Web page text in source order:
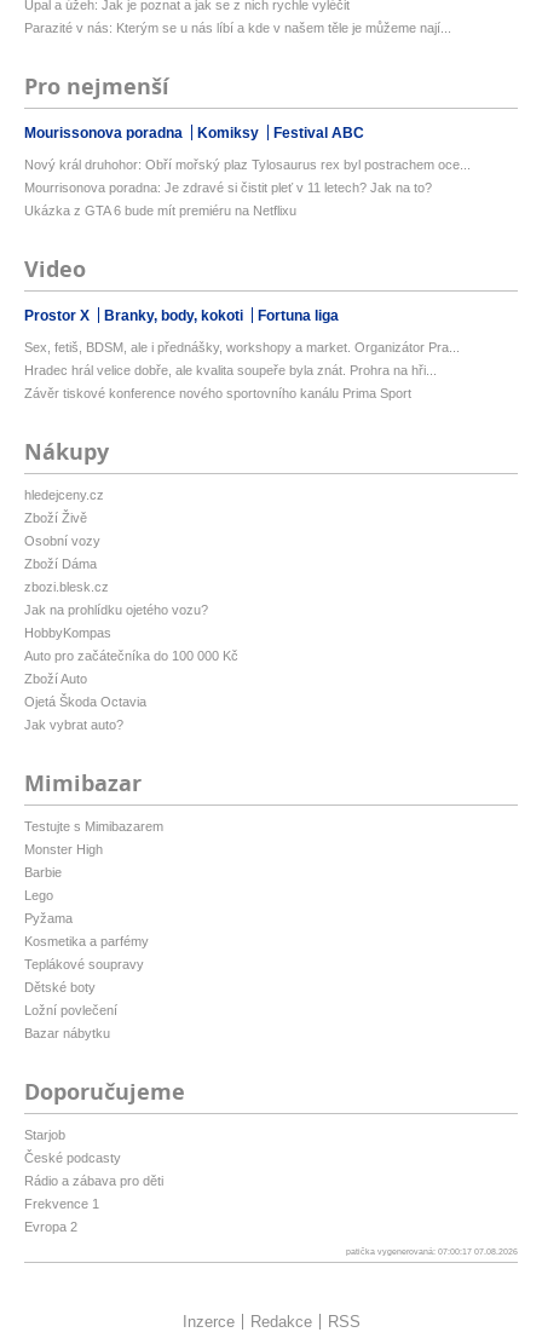
Úpal a úžeh: Jak je poznat a jak se z nich rychle vyléčit
Parazité v nás: Kterým se u nás líbí a kde v našem těle je můžeme nají...
Pro nejmenší
Mourissonova poradna Komiksy Festival ABC
Nový král druhohor: Obří mořský plaz Tylosaurus rex byl postrachem oce...
Mourrisonova poradna: Je zdravé si čistit pleť v 11 letech? Jak na to?
Ukázka z GTA 6 bude mít premiéru na Netflixu
Video
Prostor X Branky, body, kokoti Fortuna liga
Sex, fetiš, BDSM, ale i přednášky, workshopy a market. Organizátor Pra...
Hradec hrál velice dobře, ale kvalita soupeře byla znát. Prohra na hři...
Závěr tiskové konference nového sportovního kanálu Prima Sport
Nákupy
hledejceny.cz
Zboží Živě
Osobní vozy
Zboží Dáma
zbozi.blesk.cz
Jak na prohlídku ojetého vozu?
HobbyKompas
Auto pro začátečníka do 100 000 Kč
Zboží Auto
Ojetá Škoda Octavia
Jak vybrat auto?
Mimibazar
Testujte s Mimibazarem
Monster High
Barbie
Lego
Pyžama
Kosmetika a parfémy
Teplákové soupravy
Dětské boty
Ložní povlečení
Bazar nábytku
Doporučujeme
Starjob
České podcasty
Rádio a zábava pro děti
Frekvence 1
Evropa 2
patička vygenerovaná: 07:00:17 07.08.2026
Inzerce Redakce RSS